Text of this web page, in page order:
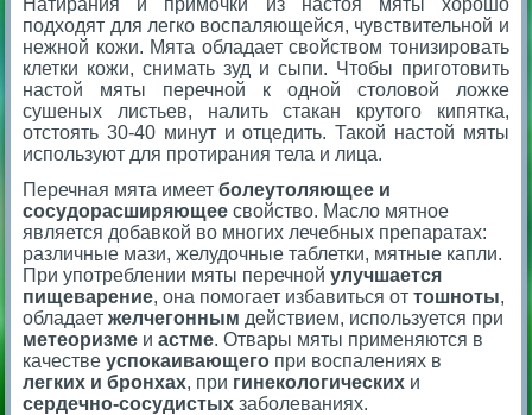
подходят для легко воспаляющейся, чувствительной и
нежной кожи. Мята обладает свойством тонизировать
клетки кожи, снимать зуд и сыпи. Чтобы приготовить
настой мяты перечной к одной столовой ложке
сушеных листьев, налить стакан крутого кипятка,
отстоять 30-40 минут и отцедить. Такой настой мяты
используют для протирания тела и лица.
Перечная мята имеетболеутоляющее и
сосудорасширяющее свойство. Масло мятное
является добавкой во многих лечебных препаратах:
различные мази, желудочные таблетки, мятные капли.
При употреблении мяты перечнойулучшается
пищеварение, она помогает избавиться оттошноты,
обладаетжелчегонным действием, используется при
метеоризме иастме. Отвары мяты применяются в
качествеуспокаивающего при воспалениях в
легких и бронхах, при гинекологических и
сердечно-сосудистых заболеваниях.